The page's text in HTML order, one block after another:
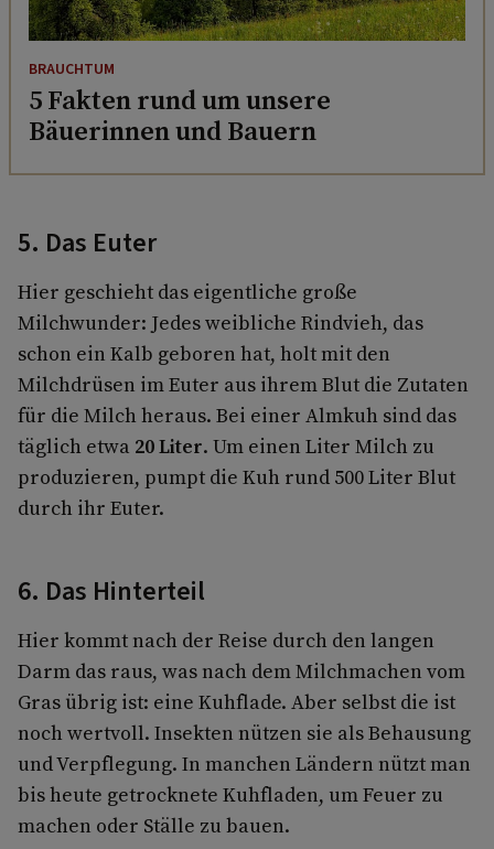
BRAUCHTUM
5 Fakten rund um unsere
Bäuerinnen und Bauern
5. Das Euter
Hier geschieht das eigentliche große
Milchwunder: Jedes weibliche Rindvieh, das
schon ein Kalb geboren hat, holt mit den
Milchdrüsen im Euter aus ihrem Blut die Zutaten
für die Milch heraus. Bei einer Almkuh sind das
täglich etwa 20 Liter. Um einen Liter Milch zu
produzieren, pumpt die Kuh rund 500 Liter Blut
durch ihr Euter.
6. Das Hinterteil
Hier kommt nach der Reise durch den langen
Darm das raus, was nach dem Milchmachen vom
Gras übrig ist: eine Kuhflade. Aber selbst die ist
noch wertvoll. Insekten nützen sie als Behausung
und Verpflegung. In manchen Ländern nützt man
bis heute getrocknete Kuhfladen, um Feuer zu
machen oder Ställe zu bauen.